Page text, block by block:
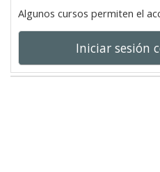
Algunos cursos permiten el
Iniciar sesión